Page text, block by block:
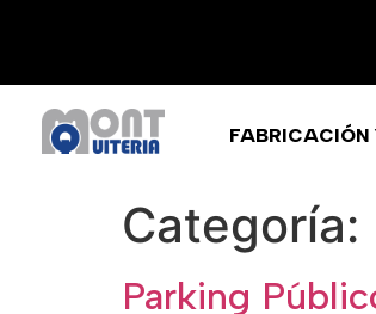
FABRICACIÓN
Categoría:
Parking